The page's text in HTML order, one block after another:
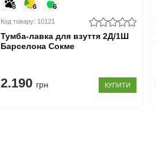
Код товару: 10121
Тумба-лавка для взуття 2Д/1Ш
Барселона Сокме
2.190 грн КУПИТИ